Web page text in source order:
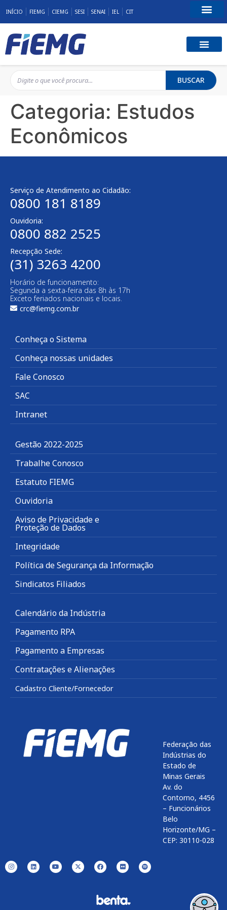
INÍCIO FIEMG CIEMG SESI SENAI IEL CIT
BUSCAR
Categoria: Estudos
Econômicos
Serviço de Atendimento ao Cidadão:
0800 181 8189
Ouvidoria:
0800 882 2525
Recepção Sede:
(31) 3263 4200
Horário de funcionamento:
Segunda a sexta-feira das 8h às 17h
Exceto feriados nacionais e locais.
crc@fiemg.com.br
Conheça o Sistema
Conheça nossas unidades
Fale Conosco
SAC
Intranet
Gestão 2022-2025
Trabalhe Conosco
Estatuto FIEMG
Ouvidoria
Aviso de Privacidade e
Proteção de Dados
Integridade
Política de Segurança da Informação
Sindicatos Filiados
Calendário da Indústria
Pagamento RPA
Pagamento a Empresas
Contratações e Alienações
Cadastro Cliente/Fornecedor
Federação das
Indústrias do
Estado de
Minas Gerais
Av. do
Contorno, 4456
– Funcionários
Belo
Horizonte/MG –
CEP: 30110-028